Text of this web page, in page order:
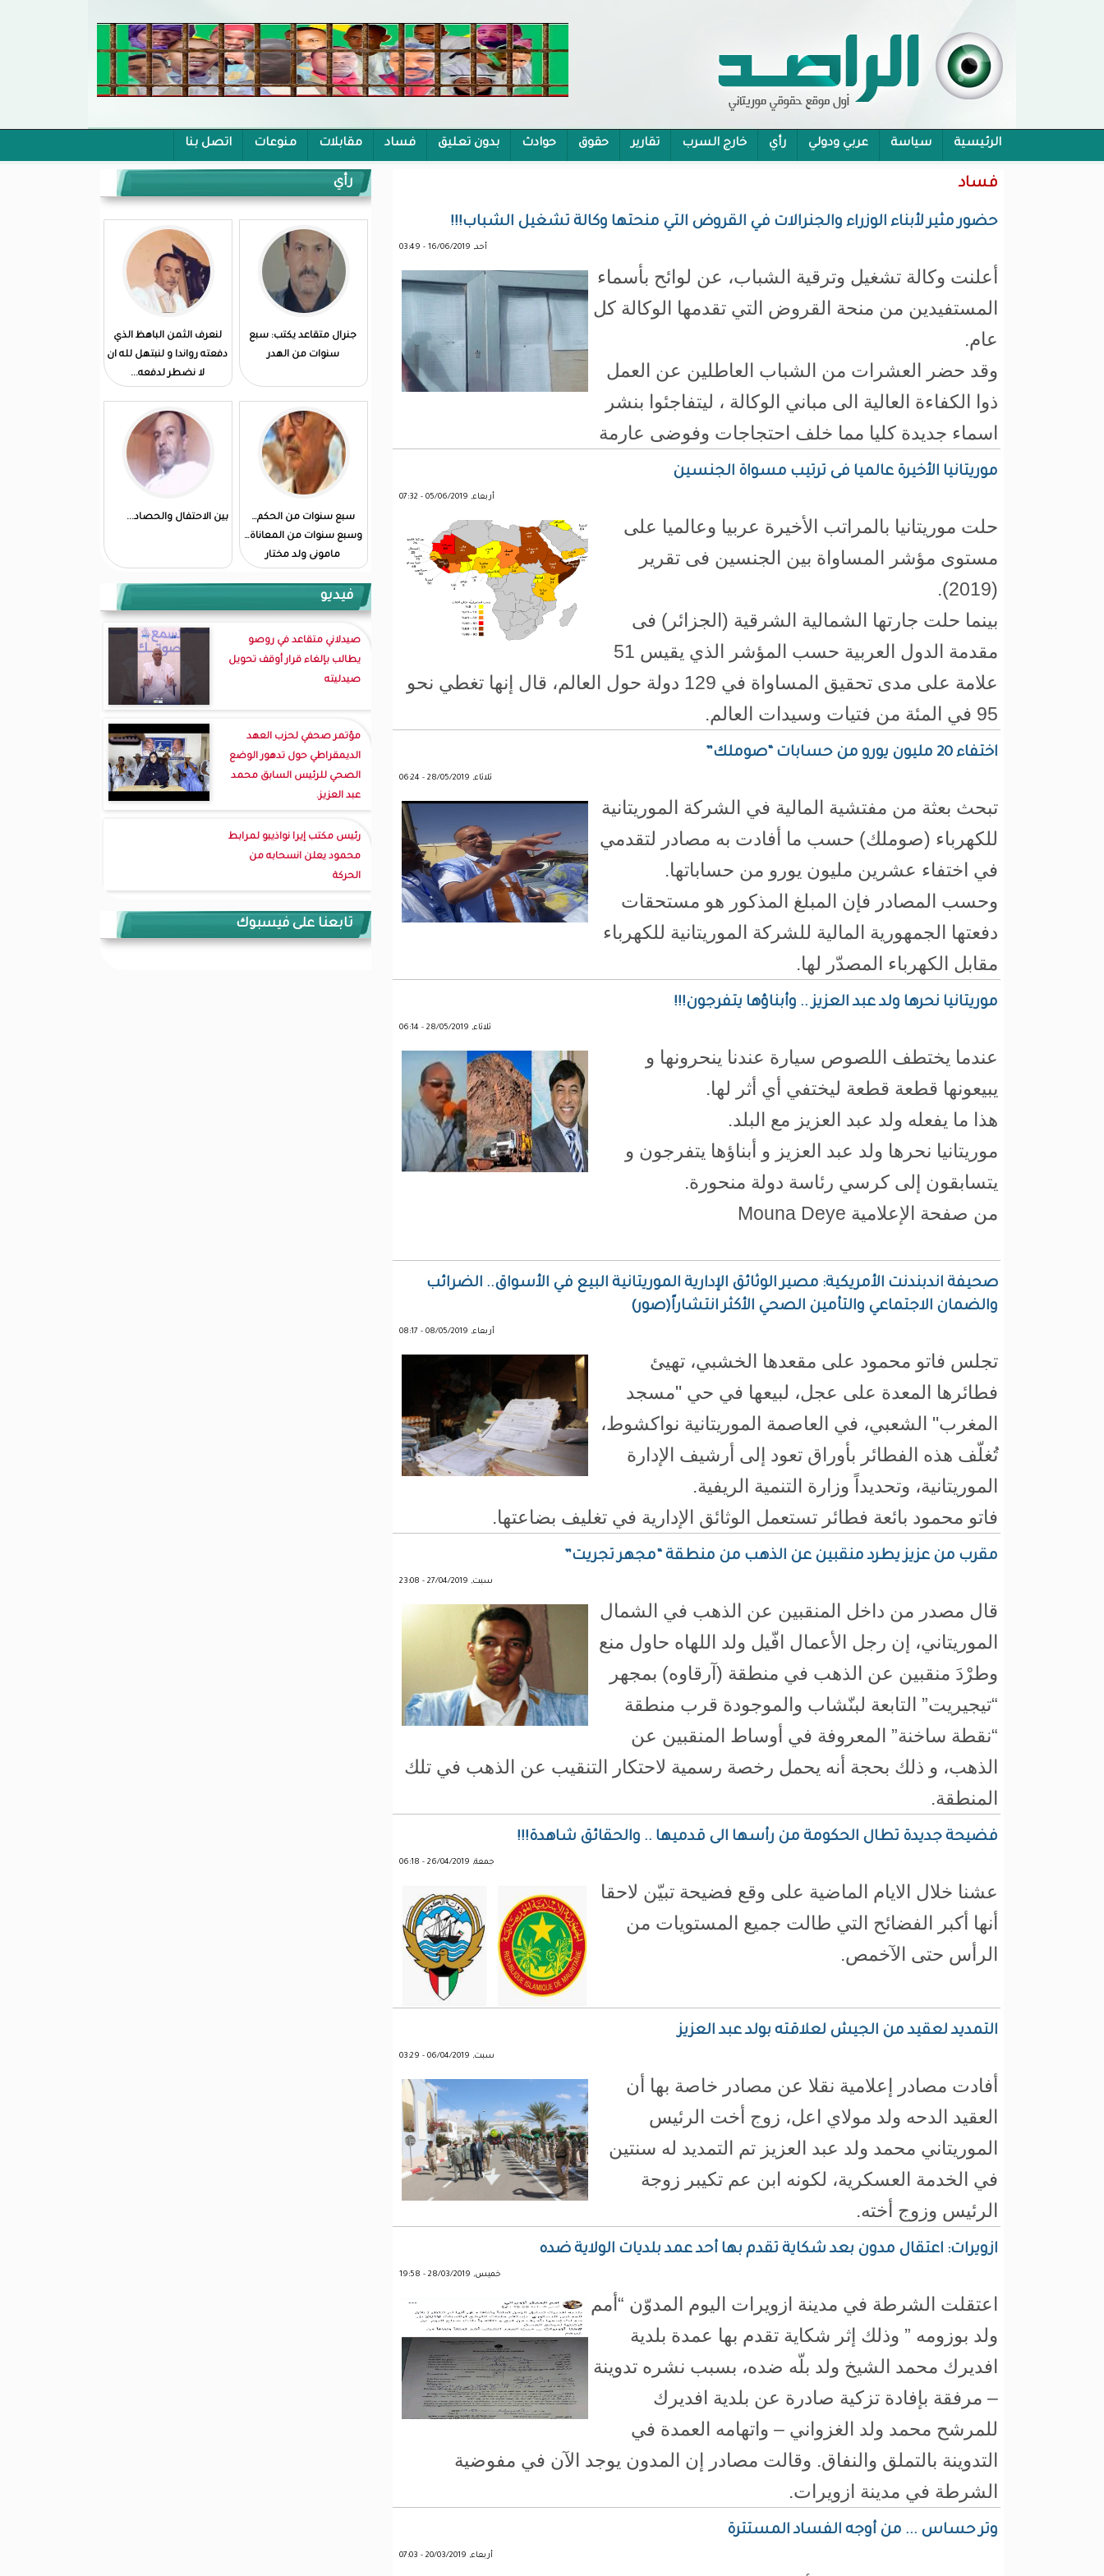
الرئيسية سياسة عربي ودولي رأي خارج السرب تقارير حقوق حوادث بدون تعليق فساد مقابلات منوعات اتصل بنا
محام:قانون حماية الرموز تفوح منه رائحة الاحكام الشمولية
فساد
حضور مثير لأبناء الوزراء والجنرالات في القروض التي منحتها وكالة تشغيل الشباب!!!
أحد, 16/06/2019 - 03:49
أعلنت وكالة تشغيل وترقية الشباب، عن لوائح بأسماء
المستفيدين من منحة القروض التي تقدمها الوكالة كل
عام.
وقد حضر العشرات من الشباب العاطلين عن العمل
ذوا الكفاءة العالية الى مباني الوكالة ، ليتفاجئوا بنشر
اسماء جديدة كليا مما خلف احتجاجات وفوضى عارمة
موريتانيا الأخيرة عالميا فى ترتيب مسواة الجنسين
أربعاء, 05/06/2019 - 07:32
حلت موريتانيا بالمراتب الأخيرة عربيا وعالميا على
مستوى مؤشر المساواة بين الجنسين فى تقرير
(2019).
بينما حلت جارتها الشمالية الشرقية (الجزائر) فى
مقدمة الدول العربية حسب المؤشر الذي يقيس 51
علامة على مدى تحقيق المساواة في 129 دولة حول العالم، قال إنها تغطي نحو
95 في المئة من فتيات وسيدات العالم.
اختفاء 20 مليون يورو من حسابات “صوملك”
ثلاثاء, 28/05/2019 - 06:24
تبحث بعثة من مفتشية المالية في الشركة الموريتانية
للكهرباء (صوملك) حسب ما أفادت به مصادر لتقدمي
في اختفاء عشرين مليون يورو من حساباتها.
وحسب المصادر فإن المبلغ المذكور هو مستحقات
دفعتها الجمهورية المالية للشركة الموريتانية للكهرباء
مقابل الكهرباء المصدّر لها.
موريتانيا نحرها ولد عبد العزيز .. وأبناؤها يتفرجون!!!
ثلاثاء, 28/05/2019 - 06:14
عندما يختطف اللصوص سيارة عندنا ينحرونها و
يبيعونها قطعة قطعة ليختفي أي أثر لها.
هذا ما يفعله ولد عبد العزيز مع البلد.
موريتانيا نحرها ولد عبد العزيز و أبناؤها يتفرجون و
يتسابقون إلى كرسي رئاسة دولة منحورة.
من صفحة الإعلامية Mouna Deye
صحيفة اندبندنت الأمريكية: مصير الوثائق الإدارية الموريتانية البيع في الأسواق.. الضرائب
والضمان الاجتماعي والتأمين الصحي الأكثر انتشاراً(صور)
أربعاء, 08/05/2019 - 08:17
تجلس فاتو محمود على مقعدها الخشبي، تهيئ
فطائرها المعدة على عجل، لبيعها في حي "مسجد
المغرب" الشعبي، في العاصمة الموريتانية نواكشوط،
تُغلّف هذه الفطائر بأوراق تعود إلى أرشيف الإدارة
الموريتانية، وتحديداً وزارة التنمية الريفية.
فاتو محمود بائعة فطائر تستعمل الوثائق الإدارية في تغليف بضاعتها.
مقرب من عزيز يطرد منقبين عن الذهب من منطقة “مجهر تجريت”
سبت, 27/04/2019 - 23:08
قال مصدر من داخل المنقبين عن الذهب في الشمال
الموريتاني، إن رجل الأعمال افّيل ولد اللهاه حاول منع
وطرْدَ منقبين عن الذهب في منطقة (آرقاوه) بمجهر
“تيجيريت” التابعة لبنّشاب والموجودة قرب منطقة
“نقطة ساخنة” المعروفة في أوساط المنقبين عن
الذهب، و ذلك بحجة أنه يحمل رخصة رسمية لاحتكار التنقيب عن الذهب في تلك
المنطقة.
فضيحة جديدة تطال الحكومة من رأسها الى قدميها .. والحقائق شاهدة!!!
جمعة, 26/04/2019 - 06:18
عشنا خلال الايام الماضية على وقع فضيحة تبيّن لاحقا
أنها أكبر الفضائح التي طالت جميع المستويات من
الرأس حتى الآخمص.
التمديد لعقيد من الجيش لعلاقته بولد عبد العزيز
سبت, 06/04/2019 - 03:29
أفادت مصادر إعلامية نقلا عن مصادر خاصة بها أن
العقيد الدحه ولد مولاي اعل، زوج أخت الرئيس
الموريتاني محمد ولد عبد العزيز تم التمديد له سنتين
في الخدمة العسكرية، لكونه ابن عم تكيبر زوجة
الرئيس وزوج أخته.
ازويرات: اعتقال مدون بعد شكاية تقدم بها أحد عمد بلديات الولاية ضده
خميس, 28/03/2019 - 19:58
اعتقلت الشرطة في مدينة ازويرات اليوم المدوّن “أمم
ولد بوزومه ” وذلك إثر شكاية تقدم بها عمدة بلدية
افديرك محمد الشيخ ولد بلّه ضده، بسبب نشره تدوينة
– مرفقة بإفادة تزكية صادرة عن بلدية افديرك
للمرشح محمد ولد الغزواني – واتهامه العمدة في
التدوينة بالتملق والنفاق. وقالت مصادر إن المدون يوجد الآن في مفوضية
الشرطة في مدينة ازويرات.
وتر حساس ... من أوجه الفساد المستترة
أربعاء, 20/03/2019 - 07:03
رأي
جنرال متقاعد يكتب: سبع
سنوات من الهدر
لنعرف الثمن الباهظ الذي
دفعته رواندا و لنبتهل لله ان
لا نضطر لدفعه...
سبع سنوات من الحكم…
وسبع سنوات من المعاناة…
مامونى ولد مختار
بين الاحتفال والحصاد...
فيديو
صيدلاني متقاعد في روصو
يطالب بإلغاء قرار أوقف تحويل
صيدليته
مؤتمر صحفي لحزب العهد
الديمقراطي حول تدهور الوضع
الصحي للرئيس السابق محمد
عبد العزيز.
رئيس مكتب إيرا نواذيبو لمرابط
محمود يعلن انسحابه من
الحركة
تابعنا على فيسبوك